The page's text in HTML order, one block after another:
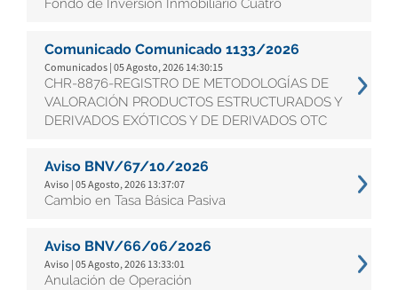
Fondo de Inversión Inmobiliario Cuatro
Comunicado Comunicado 1133/2026
Comunicados | 05 Agosto, 2026 14:30:15
CHR-8876-REGISTRO DE METODOLOGÍAS DE
VALORACIÓN PRODUCTOS ESTRUCTURADOS Y
DERIVADOS EXÓTICOS Y DE DERIVADOS OTC
Aviso BNV/67/10/2026
Aviso | 05 Agosto, 2026 13:37:07
Cambio en Tasa Básica Pasiva
Aviso BNV/66/06/2026
Aviso | 05 Agosto, 2026 13:33:01
Anulación de Operación